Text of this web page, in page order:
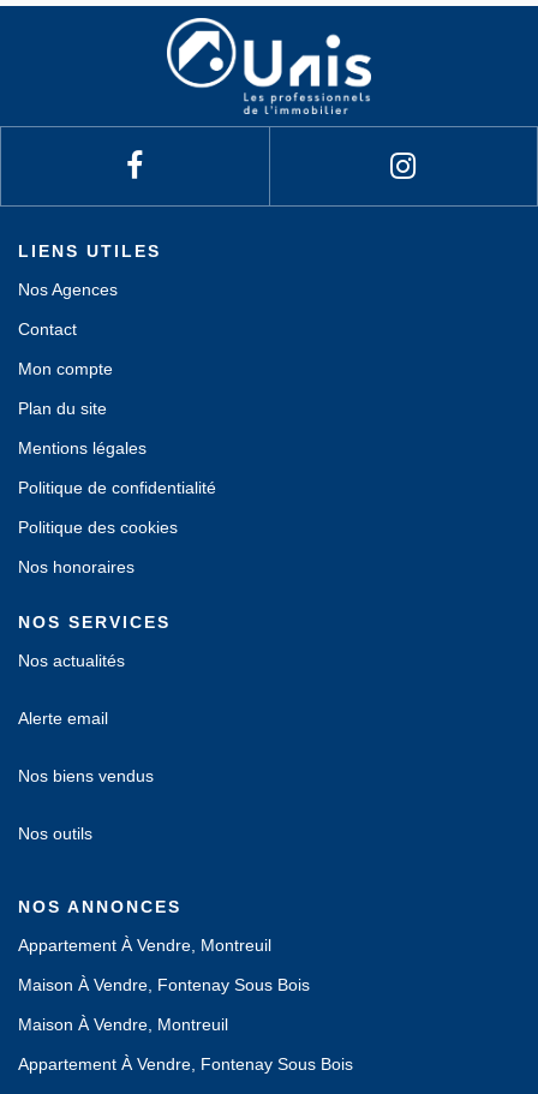
LIENS UTILES
Nos Agences
Contact
Mon compte
Plan du site
Mentions légales
Politique de confidentialité
Politique des cookies
Nos honoraires
NOS SERVICES
Nos actualités
Alerte email
Nos biens vendus
Nos outils
NOS ANNONCES
Appartement À Vendre, Montreuil
Maison À Vendre, Fontenay Sous Bois
Maison À Vendre, Montreuil
Appartement À Vendre, Fontenay Sous Bois